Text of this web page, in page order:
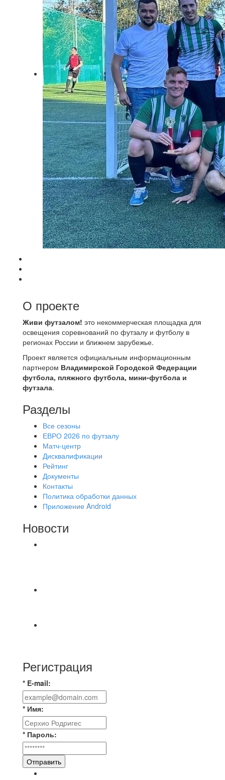
О проекте
Живи футзалом! это некоммерческая площадка для
освещения соревнований по футзалу и футболу в
регионах России и ближнем зарубежье.
Проект является официальным информационным
партнером Владимирской Городской Федерации
футбола, пляжного футбола, мини-футбола и
футзала.
Разделы
Все сезоны
ЕВРО 2026 по футзалу
Матч-центр
Дисквалификации
Рейтинг
Документы
Контакты
Политика обработки данных
Приложение Android
Новости
Регистрация
* E-mail:
* Имя:
* Пароль:
Отправить